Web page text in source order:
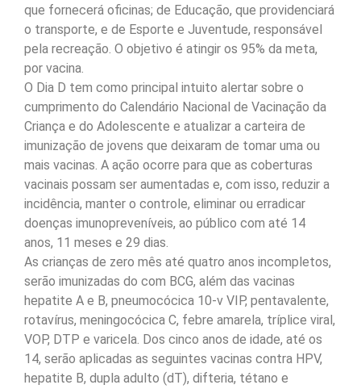
que fornecerá oficinas; de Educação, que providenciará
o transporte, e de Esporte e Juventude, responsável
pela recreação. O objetivo é atingir os 95% da meta,
por vacina.
O Dia D tem como principal intuito alertar sobre o
cumprimento do Calendário Nacional de Vacinação da
Criança e do Adolescente e atualizar a carteira de
imunização de jovens que deixaram de tomar uma ou
mais vacinas. A ação ocorre para que as coberturas
vacinais possam ser aumentadas e, com isso, reduzir a
incidência, manter o controle, eliminar ou erradicar
doenças imunopreveníveis, ao público com até 14
anos, 11 meses e 29 dias.
As crianças de zero mês até quatro anos incompletos,
serão imunizadas do com BCG, além das vacinas
hepatite A e B, pneumocócica 10-v VIP, pentavalente,
rotavírus, meningocócica C, febre amarela, tríplice viral,
VOP, DTP e varicela. Dos cinco anos de idade, até os
14, serão aplicadas as seguintes vacinas contra HPV,
hepatite B, dupla adulto (dT), difteria, tétano e